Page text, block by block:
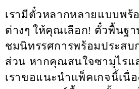
เรามีตั๋วหลากหลายแบบพร้
ต่างๆ ให้คุณเลือก! ตั๋วพื้นฐา
ชมนิทรรศการพร้อมประส
ส่วน หากคุณสนใจซามูไรแ
เราขอแนะนำแพ็คเกจนี้เนื่